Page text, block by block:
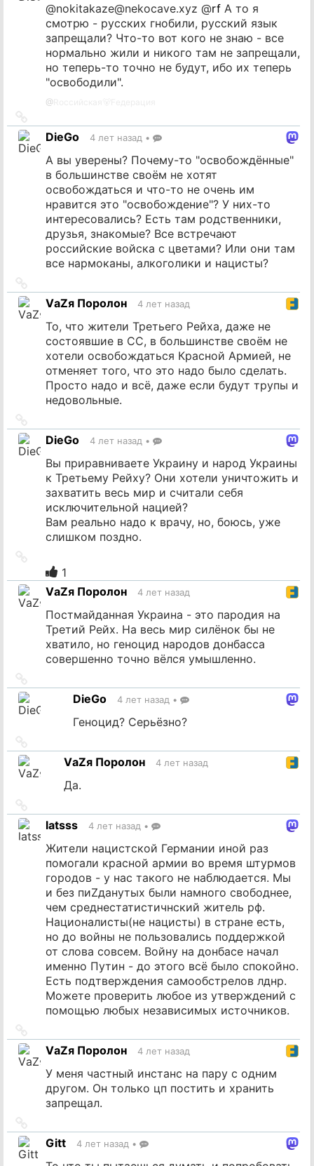
@nokitakaze@nekocave.xyz @rf А то я
смотрю - русских гнобили, русский язык
запрещали? Что-то вот кого не знаю - все
нормально жили и никого там не запрещали,
но теперь-то точно не будут, ибо их теперь
"освободили".
@
на
источник
DieGo 4 лет назад •
А вы уверены? Почему-то "освобождённые"
в большинстве своём не хотят
освобождаться и что-то не очень им
нравится это "освобождение"? У них-то
интересовались? Есть там родственники,
друзья, знакомые? Все встречают
российские войска с цветами? Или они там
все нармоканы, алкоголики и нацисты?
на
источник
VаZя Поролон 4 лет назад
То, что жители Третьего Рейха, даже не
состоявшие в СС, в большинстве своём не
хотели освобождаться Красной Армией, не
отменяет того, что это надо было сделать.
Просто надо и всё, даже если будут трупы и
недовольные.
на
источник
DieGo 4 лет назад •
Вы приравниваете Украину и народ Украины
к Третьему Рейху? Они хотели уничтожить и
захватить весь мир и считали себя
исключительной нацией?
Вам реально надо к врачу, но, боюсь, уже
слишком поздно.
источник
1
VаZя Поролон
4 лет назад
Постмайданная Украина - это пародия на
Третий Рейх. На весь мир силёнок бы не
хватило, но геноцид народов донбасса
совершенно точно вёлся умышленно.
на
источник DieGo 4 лет назад •
Геноцид? Серьёзно?
на
источникVаZя Поролон 4 лет назад
Да.
на
источник
latsss 4 лет назад •
Жители нацистской Германии иной раз
помогали красной армии во время штурмов
городов - у нас такого не наблюдается. Мы
и без пиZданутых были намного свободнее,
чем среднестатистичнский житель рф.
Националисты(не нацисты) в стране есть,
но до войны не пользовались поддержкой
от слова совсем. Войну на донбасе начал
именно Путин - до этого всё было спокойно.
Есть подтверждения самообстрелов лднр.
Можете проверить любое из утверждений с
помощью любых независимых источников.
на
источник
VаZя Поролон 4 лет назад
У меня частный инстанс на пару с одним
другом. Он только цп постить и хранить
запрещал.
на
источник
Gitt 4 лет назад •